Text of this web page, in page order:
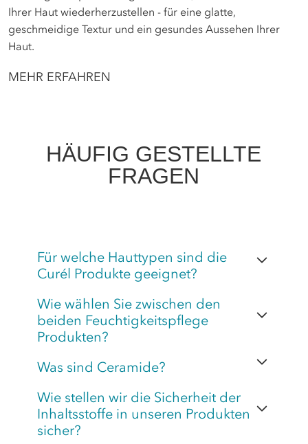
Ihrer Haut wiederherzustellen - für eine glatte,
geschmeidige Textur und ein gesundes Aussehen Ihrer
Haut.
MEHR ERFAHREN
HÄUFIG GESTELLTE
FRAGEN
Für welche Hauttypen sind die
Curél Produkte geeignet?
Wie wählen Sie zwischen den
beiden Feuchtigkeitspflege
Produkten?
Was sind Ceramide?
Wie stellen wir die Sicherheit der
Inhaltsstoffe in unseren Produkten
sicher?